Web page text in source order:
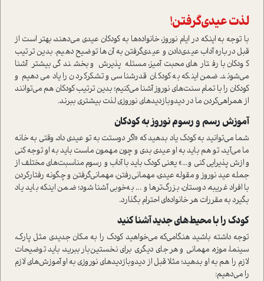
لذت عيدي‌گرفتن!
با توجه به اينكه در ايام نوروز‌، خانواده‌ها به كودكان عيدي مي‌دهند‌، بهتر ا‌ست از
قبل درباره‌ آداب عيدي‌دادن و عيدي‌گرفتن به آن‌ها توضيح دهيم‌. بدين ترتيب
كودكان با رفتار‌هاي محبت‌آميز‌، مسئله پذيرش‌ و بخشندگي بيشتر آشنا
مي‌شوند. ضمن اينكه به کودکان قدر‌شناسي و تشكركردن را ياد مي‌دهيم و
کودکان را با‌ تمام سنت‌هاي نوروز آشنا مي‌كنيم؛ بدين ترتيب كودكان هم مي‌توانند
از همراهي‌كردن ما در ديدوبازديدهاي نوروزي لذت بیشتری ببرند.
آموزش رسم و رسوم نوروز به کودکان
شما مي‌توانيد به كودك ياد بدهيد كه «اگر دوستت به تو عيدي داد‌، وقتي به خانه
ما مي‌آيد، تو هم بايد به او عيدي بدي و چون مهمون ما‌ست بايد به او توجه کنی
و ازش پذيرايي كني و...» يعني كودك بايد با آداب و رسوم‌ مناسبت‌هاي مختلف از
جمله عيد نوروز و مقوله عيدي‌، مهماني‌رفتن، مهماني‌گرفتن و چگونه رفتاركردن
با افراد غريبه‌، دوستان‌، بزر‌گ‌ترها و ... به‌خوبي آشنا شود؛ ضمن اينكه بايد ياد
بگيرد به مقررات هر خانواده‌اي احترام بگذارد.
كودك را با محيط‌هاي جديد آشنا كنيد
توجه داشته باشيد هنگامي‌كه مي‌خواهيد كودك را به مكان جديدي مثل پارك‌،
سينما‌، موزه‌، مهماني و هر جاي ديگري‌ براي نخستين‌بار ببريد، بايد توضيحات
لازم را هم به او بدهيد؛ مثلا قبل از ديدوبازديدهاي نوروزي به او آموزش‌هاي لازم
را مي‌دهيم: